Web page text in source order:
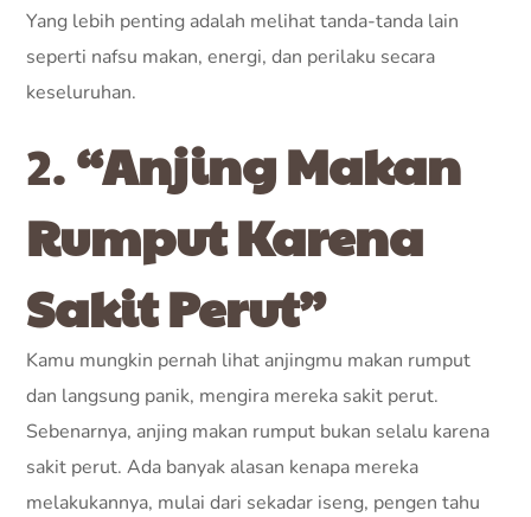
Yang lebih penting adalah melihat tanda-tanda lain
seperti nafsu makan, energi, dan perilaku secara
keseluruhan.
2.“Anjing Makan
Rumput Karena
Sakit Perut”
Kamu mungkin pernah lihat anjingmu makan rumput
dan langsung panik, mengira mereka sakit perut.
Sebenarnya, anjing makan rumput bukan selalu karena
sakit perut. Ada banyak alasan kenapa mereka
melakukannya, mulai dari sekadar iseng, pengen tahu